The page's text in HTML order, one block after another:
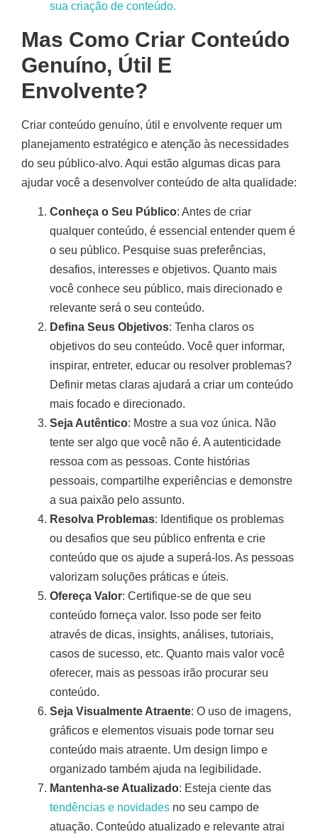
Mas Como Criar Conteúdo
Genuíno, Útil E
Envolvente?
Criar conteúdo genuíno, útil e envolvente requer um
planejamento estratégico e atenção às necessidades
do seu público-alvo. Aqui estão algumas dicas para
ajudar você a desenvolver conteúdo de alta qualidade:
Conheça o Seu Público: Antes de criar
qualquer conteúdo, é essencial entender quem é
o seu público. Pesquise suas preferências,
desafios, interesses e objetivos. Quanto mais
você conhece seu público, mais direcionado e
relevante será o seu conteúdo.
Defina Seus Objetivos: Tenha claros os
objetivos do seu conteúdo. Você quer informar,
inspirar, entreter, educar ou resolver problemas?
Definir metas claras ajudará a criar um conteúdo
mais focado e direcionado.
Seja Autêntico: Mostre a sua voz única. Não
tente ser algo que você não é. A autenticidade
ressoa com as pessoas. Conte histórias
pessoais, compartilhe experiências e demonstre
a sua paixão pelo assunto.
Resolva Problemas: Identifique os problemas
ou desafios que seu público enfrenta e crie
conteúdo que os ajude a superá-los. As pessoas
valorizam soluções práticas e úteis.
Ofereça Valor: Certifique-se de que seu
conteúdo forneça valor. Isso pode ser feito
através de dicas, insights, análises, tutoriais,
casos de sucesso, etc. Quanto mais valor você
oferecer, mais as pessoas irão procurar seu
conteúdo.
Seja Visualmente Atraente: O uso de imagens,
gráficos e elementos visuais pode tornar seu
conteúdo mais atraente. Um design limpo e
organizado também ajuda na legibilidade.
Mantenha-se Atualizado: Esteja ciente das
tendências e novidades no seu campo de
atuação. Conteúdo atualizado e relevante atrai